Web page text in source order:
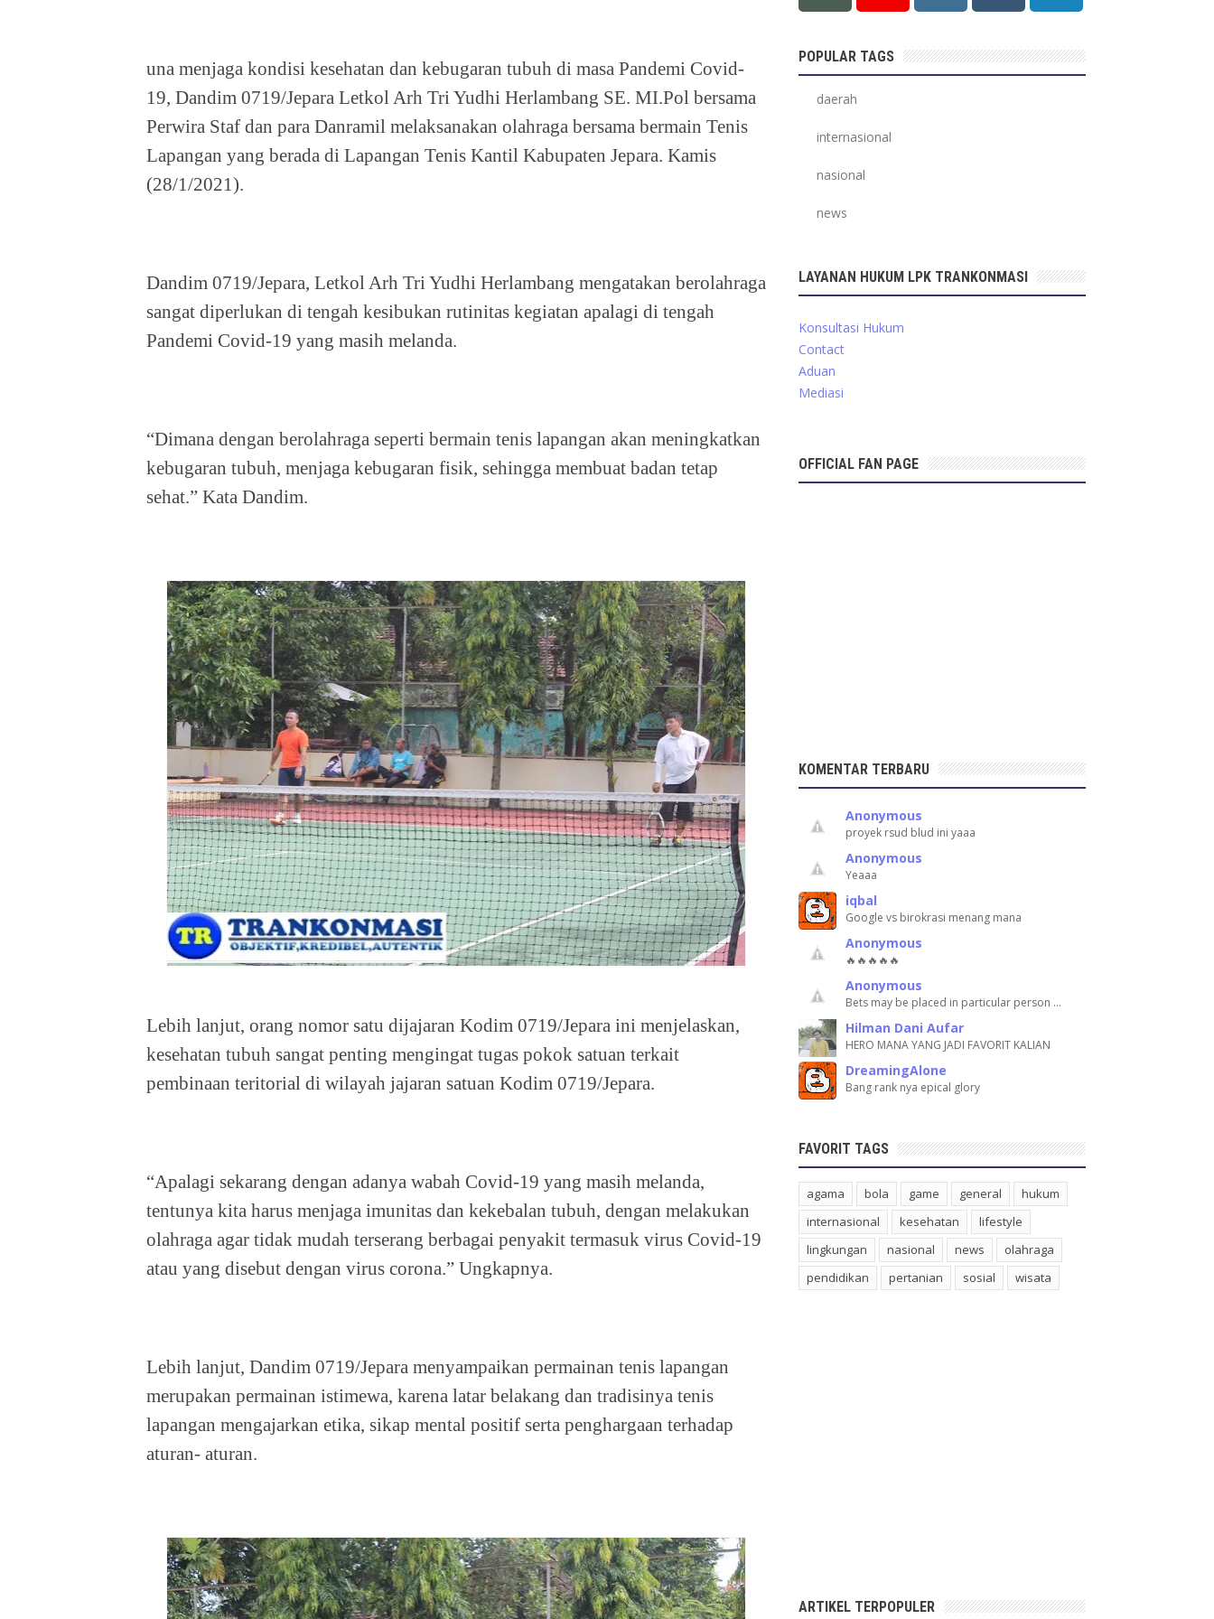
una menjaga kondisi kesehatan dan kebugaran tubuh di masa Pandemi Covid-
19, Dandim 0719/Jepara Letkol Arh Tri Yudhi Herlambang SE. MI.Pol bersama
Perwira Staf dan para Danramil melaksanakan olahraga bersama bermain Tenis
Lapangan yang berada di Lapangan Tenis Kantil Kabupaten Jepara. Kamis
(28/1/2021).
Dandim 0719/Jepara, Letkol Arh Tri Yudhi Herlambang mengatakan berolahraga
sangat diperlukan di tengah kesibukan rutinitas kegiatan apalagi di tengah
Pandemi Covid-19 yang masih melanda.
“Dimana dengan berolahraga seperti bermain tenis lapangan akan meningkatkan
kebugaran tubuh, menjaga kebugaran fisik, sehingga membuat badan tetap
sehat.” Kata Dandim.
Lebih lanjut, orang nomor satu dijajaran Kodim 0719/Jepara ini menjelaskan,
kesehatan tubuh sangat penting mengingat tugas pokok satuan terkait
pembinaan teritorial di wilayah jajaran satuan Kodim 0719/Jepara.
“Apalagi sekarang dengan adanya wabah Covid-19 yang masih melanda,
tentunya kita harus menjaga imunitas dan kekebalan tubuh, dengan melakukan
olahraga agar tidak mudah terserang berbagai penyakit termasuk virus Covid-19
atau yang disebut dengan virus corona.” Ungkapnya.
Lebih lanjut, Dandim 0719/Jepara menyampaikan permainan tenis lapangan
merupakan permainan istimewa, karena latar belakang dan tradisinya tenis
lapangan mengajarkan etika, sikap mental positif serta penghargaan terhadap
aturan- aturan.
POPULAR TAGS
daerah
internasional
nasional
news
LAYANAN HUKUM LPK TRANKONMASI
Konsultasi Hukum
Contact
Aduan
Mediasi
OFFICIAL FAN PAGE
KOMENTAR TERBARU
Anonymous
proyek rsud blud ini yaaa
Anonymous
Yeaaa
iqbal
Google vs birokrasi menang mana
Anonymous
🔥🔥🔥🔥🔥
Anonymous
Bets may be placed in particular person …
Hilman Dani Aufar
HERO MANA YANG JADI FAVORIT KALIAN
DreamingAlone
Bang rank nya epical glory
FAVORIT TAGS
agama bola game general
hukum
internasional
kesehatan
lifestyle
lingkungan
nasional news
olahraga
pendidikan
pertanian sosial wisata
ARTIKEL TERPOPULER